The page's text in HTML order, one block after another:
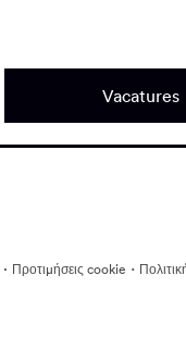
Vacatures
· Προτιμήσεις cookie ·